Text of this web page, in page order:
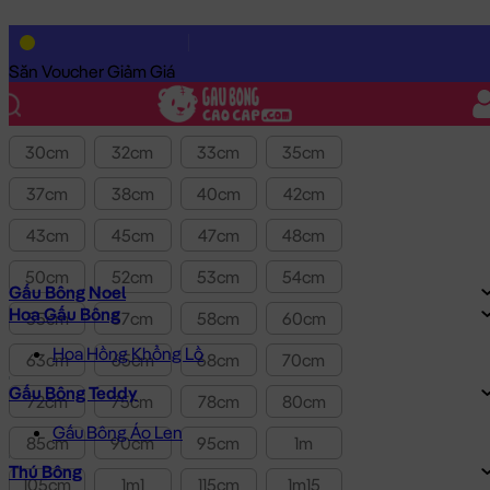
Săn Voucher Giảm Giá
Gấu Bông Noel
Hoa Gấu Bông
Hoa Hồng Khổng Lồ
Gấu Bông Teddy
Gấu Bông Áo Len
Thú Bông
Lọc theo Giá SP:
Giá
Kích thước
30cm 32cm 33cm
35cm
37cm
38cm 40cm
42cm
43cm
45cm 47cm
48cm
50cm
52cm 53cm
54cm
55cm
57cm 58cm
60cm
63cm
65cm 68cm
70cm
72cm
75cm 78cm
80cm
85cm
90cm 95cm
1m
105cm
1m1 115cm
1m15